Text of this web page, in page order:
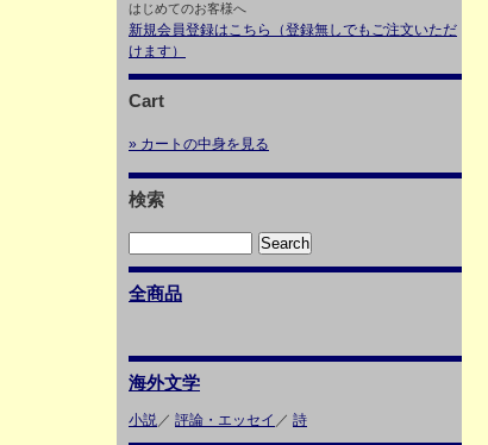
はじめてのお客様へ
新規会員登録はこちら（登録無しでもご注文いただ
けます）
Cart
» カートの中身を見る
検索
全商品
海外文学
小説／ 評論・エッセイ ／ 詩